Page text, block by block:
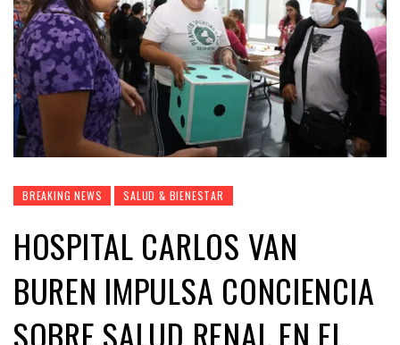
BREAKING NEWS SALUD & BIENESTAR
HOSPITAL CARLOS VAN
BUREN IMPULSA CONCIENCIA
SOBRE SALUD RENAL EN EL